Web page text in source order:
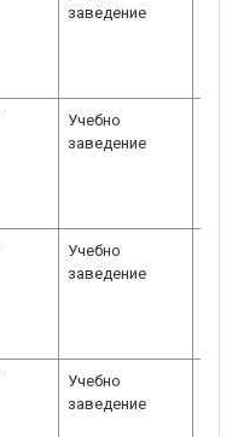
заведение
Учебно
заведение
Учебно
заведение
Учебно
заведение